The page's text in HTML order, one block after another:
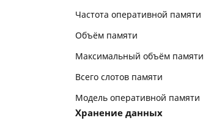
Частота оперативной памяти
Объём памяти
Максимальный объём памяти
Всего слотов памяти
Модель оперативной памяти
Хранение данных